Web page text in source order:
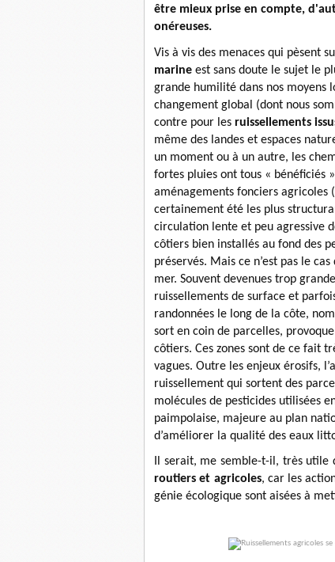
être mieux prise en compte,
onéreuses.
Vis à vis des menaces qui pèsent
marine est sans doute le sujet le
grande humilité dans nos moyens
changement global (dont nous
contre pour les ruissellements
même des landes et espaces
un moment ou à un autre, les
fortes pluies ont tous « bénéficiés
aménagements fonciers
certainement été les plus
circulation lente et peu agressive
côtiers bien installés au fond des
préservés. Mais ce n’est pas le
mer. Souvent devenues trop
ruissellements de surface et
randonnées le long de la côte,
sort en coin de parcelles,
côtiers. Ces zones sont de ce fait
vagues. Outre les enjeux érosifs,
ruissellement qui sortent des
molécules de pesticides utilisées
paimpolaise, majeure au plan
d’améliorer la qualité des eaux
Il serait, me semble-t-il, très utile
routiers et agricoles, car les
génie écologique sont aisées à